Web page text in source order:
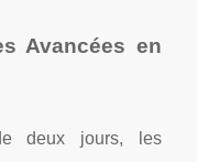
Avancées en
deux jours, les